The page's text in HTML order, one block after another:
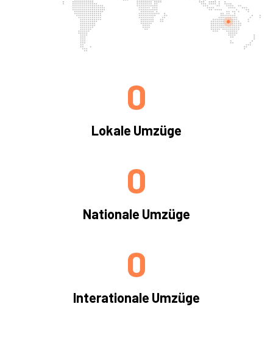
Lokale Umzüge
0
Nationale Umzüge
0
Interationale Umzüge
0